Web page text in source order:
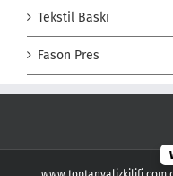
Tekstil Baskı
Fason Pres